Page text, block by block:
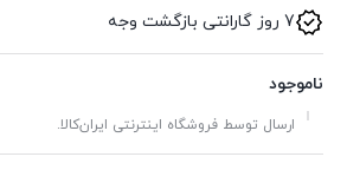
7 روز گارانتی بازگشت وجه
ناموجود
ارسال توسط فروشگاه اینترنتی ایران‌کالا.